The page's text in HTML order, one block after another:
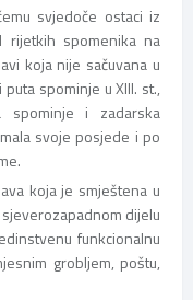
svjedoče ostaci iz
rijetkih spomenika na
koja nije sačuvana u
spominje u XIII. st.,
spominje i zadarska
svoje posjede i po
koja je smještena u
dijelu
funkcionalnu
grobljem, poštu,